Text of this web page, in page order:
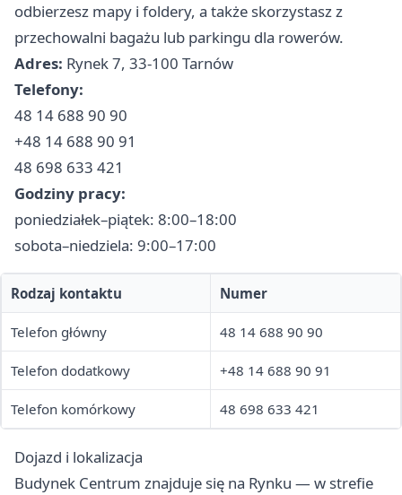
odbierzesz mapy i foldery, a także skorzystasz z
przechowalni bagażu lub parkingu dla rowerów.
Adres: Rynek 7, 33-100 Tarnów
Telefony:
48 14 688 90 90
+48 14 688 90 91
48 698 633 421
Godziny pracy:
poniedziałek–piątek: 8:00–18:00
sobota–niedziela: 9:00–17:00
Rodzaj kontaktu Numer
Telefon główny 48 14 688 90 90
Telefon dodatkowy +48 14 688 90 91
Telefon komórkowy 48 698 633 421
Dojazd i lokalizacja
Budynek Centrum znajduje się na Rynku — w strefie